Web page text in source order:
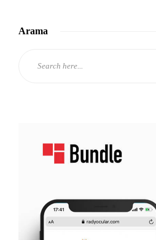
Arama